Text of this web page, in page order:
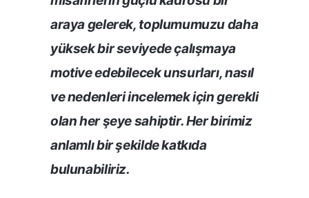
araya gelerek, toplumumuzu daha
yüksek bir seviyede çalışmaya
motive edebilecek unsurları, nasıl
ve nedenleri incelemek için gerekli
olan her şeye sahiptir. Her birimiz
anlamlı bir şekilde katkıda
bulunabiliriz.